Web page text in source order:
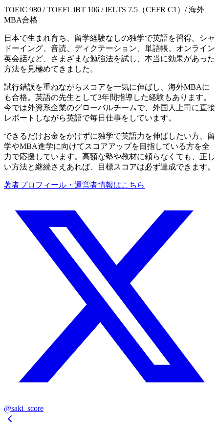
TOEIC 980 / TOEFL iBT 106 / IELTS 7.5（CEFR C1）/ 海外
MBA合格
日本で生まれ育ち、留学経験なしの独学で英語を習得。シャ
ドーイング、音読、ディクテーション、単語帳、オンライン
英会話など、さまざまな勉強法を試し、本当に効果があった
方法を見極めてきました。
試行錯誤を重ねながらスコアを一気に伸ばし、海外MBAに
も合格。英語の先生として3年間指導した経験もあります。
今では外資系企業のグローバルチームで、外国人上司に直接
レポートしながら英語で毎日仕事をしています。
できるだけお金をかけずに独学で英語力を伸ばしたい方、留
学やMBA進学に向けてスコアアップを目指している方を全
力で応援しています。高額な塾や教材に頼らなくても、正し
い方法と継続さえあれば、目標スコアは必ず達成できます。
著者プロフィール・運営者情報はこちら
@saki_score